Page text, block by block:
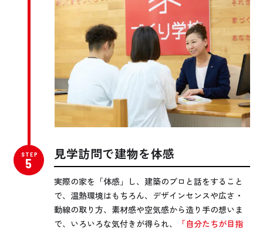
見学訪問で建物を体感
実際の家を「体感」し、建築のプロと話をすること
で、温熱環境はもちろん、デザインセンスや広さ・
動線の取り方、素材感や空気感から造り手の想いま
で、いろいろな気付きが得られ、
「自分たちが目指